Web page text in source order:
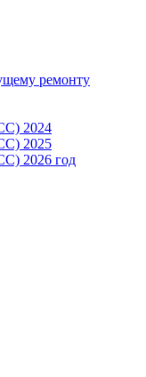
ремонту
2024
2025
2026 год